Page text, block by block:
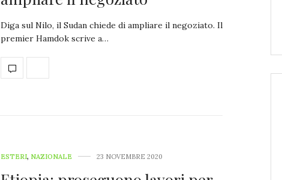
Diga sul Nilo, il Sudan chiede di ampliare il negoziato. Il
premier Hamdok scrive a…
ESTERI, NAZIONALE 23 NOVEMBRE 2020